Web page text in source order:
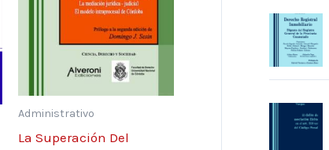
Administrativo
La Superación Del